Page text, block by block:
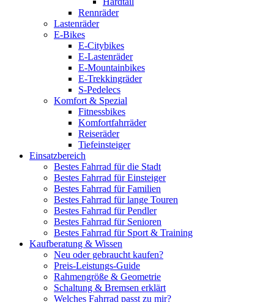
Rennräder
Lastenräder
E-Bikes
E-Citybikes
E-Lastenräder
E-Mountainbikes
E-Trekkingräder
S-Pedelecs
Komfort & Spezial
Fitnessbikes
Komfortfahrräder
Reiseräder
Tiefeinsteiger
Einsatzbereich
Bestes Fahrrad für die Stadt
Bestes Fahrrad für Einsteiger
Bestes Fahrrad für Familien
Bestes Fahrrad für lange Touren
Bestes Fahrrad für Pendler
Bestes Fahrrad für Senioren
Bestes Fahrrad für Sport & Training
Kaufberatung & Wissen
Neu oder gebraucht kaufen?
Preis-Leistungs-Guide
Rahmengröße & Geometrie
Schaltung & Bremsen erklärt
Welches Fahrrad passt zu mir?